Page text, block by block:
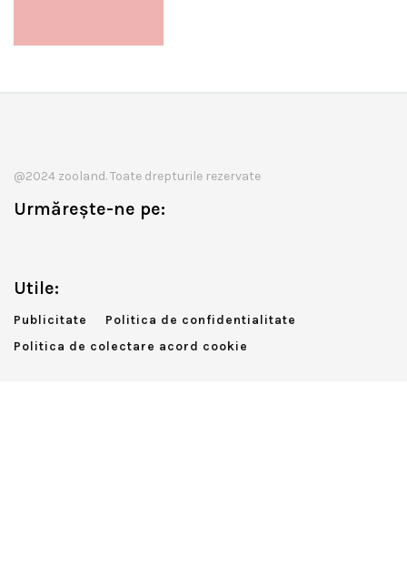
@2024 zooland. Toate drepturile rezervate
Urmărește-ne pe:
Utile:
Publicitate
Politica de confidentialitate
Politica de colectare acord cookie